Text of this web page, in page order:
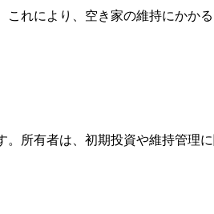
れにより、空き家の維持にかか
。所有者は、初期投資や維持管理